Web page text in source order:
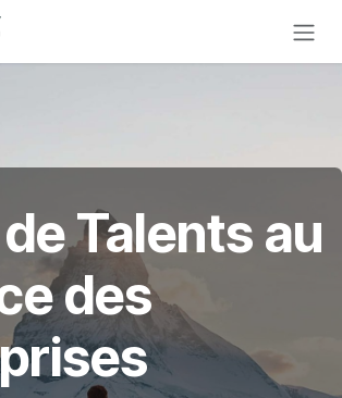
Talents au
des